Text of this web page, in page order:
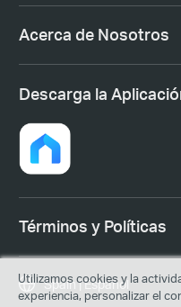
Acerca de Nosotros
Descarga la
Términos y Políticas
Spain | Español
Utilizamos cookies y la
experiencia, personalizar el